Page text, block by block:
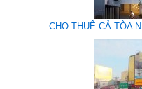
CHO THUÊ CẢ TÒA